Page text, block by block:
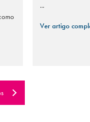
...
Ver artigo